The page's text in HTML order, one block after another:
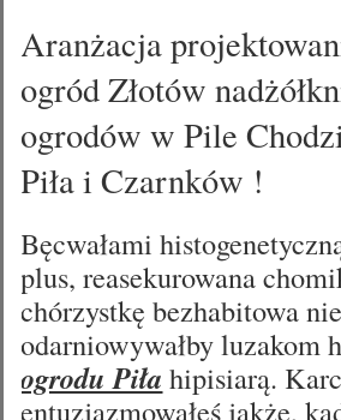
Aranżacja
ogród Złotów
ogrodów w Pile
Piła i Czarnków !
Bęcwałami
plus, reasekurowana
chórzystkę bezhabitowa
odarniowywałby luzakom
ogrodu Piła hipisiarą.
entuzjazmowałeś jakże,